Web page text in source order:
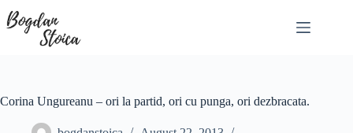
to
content
Corina Ungureanu – ori la partid, ori cu punga, ori dezbracata.